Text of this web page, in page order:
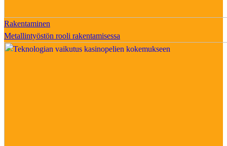
Rakentaminen
Metallintyöstön rooli rakentamisessa